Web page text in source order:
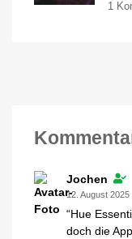
1
Jochen
12. August
“Hue
doch die